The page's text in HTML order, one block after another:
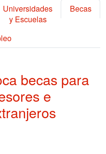
Universidades
y Escuelas
Becas
becas para
e